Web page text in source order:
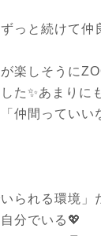
っと続けて仲
楽しそうに
た✨あまりに
仲間っていい
られる環境」
分でいる💖